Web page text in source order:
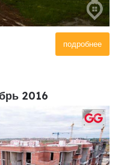
подробнее
2016